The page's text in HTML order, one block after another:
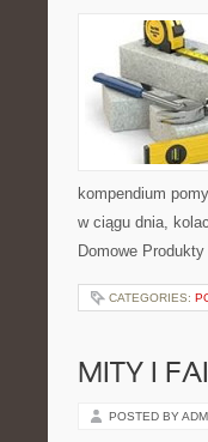
kompendium
w ciągu dnia,
Domowe
CATEGORIES:
MITY I
POSTED BY